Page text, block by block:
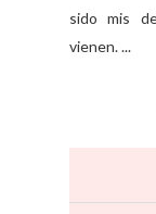
sido mis
vienen. ...